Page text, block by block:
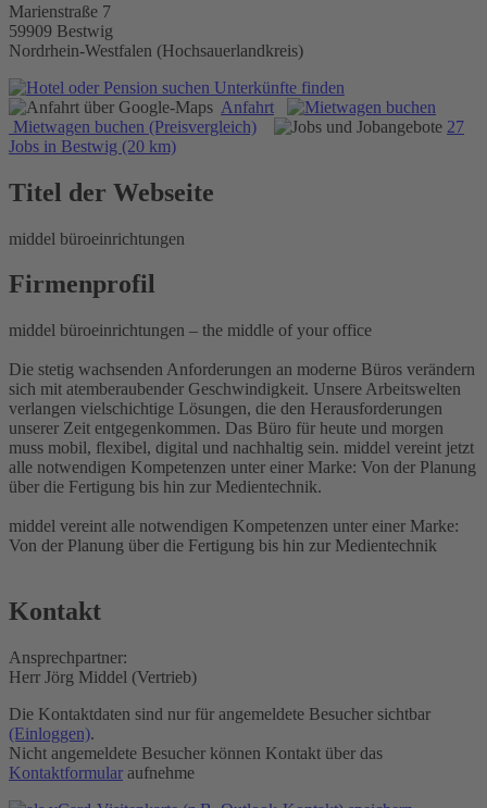
Marienstraße 7
59909 Bestwig
Nordrhein-Westfalen (Hochsauerlandkreis)
Unterkünfte finden
Anfahrt
Mietwagen buchen (Preisvergleich)
27
Jobs in Bestwig (20 km)
Titel der Webseite
middel büroeinrichtungen
Firmenprofil
middel büroeinrichtungen – the middle of your office
Die stetig wachsenden Anforderungen an moderne Büros verändern
sich mit atemberaubender Geschwindigkeit. Unsere Arbeitswelten
verlangen vielschichtige Lösungen, die den Herausforderungen
unserer Zeit entgegenkommen. Das Büro für heute und morgen
muss mobil, flexibel, digital und nachhaltig sein. middel vereint jetzt
alle notwendigen Kompetenzen unter einer Marke: Von der Planung
über die Fertigung bis hin zur Medientechnik.
middel vereint alle notwendigen Kompetenzen unter einer Marke:
Von der Planung über die Fertigung bis hin zur Medientechnik
Kontakt
Ansprechpartner:
Herr Jörg Middel (Vertrieb)
Die Kontaktdaten sind nur für angemeldete Besucher sichtbar
(Einloggen).
Nicht angemeldete Besucher können Kontakt über das
Kontaktformular aufnehme